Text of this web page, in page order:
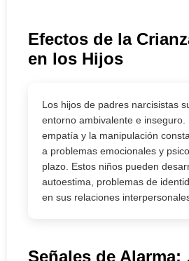
Efectos de la
en los Hijos
Los hijos de padres narcisistas
entorno ambivalente e inseguro.
empatía y la manipulación
a problemas emocionales y
plazo. Estos niños pueden
autoestima, problemas de
en sus relaciones
Señales de Alarma: